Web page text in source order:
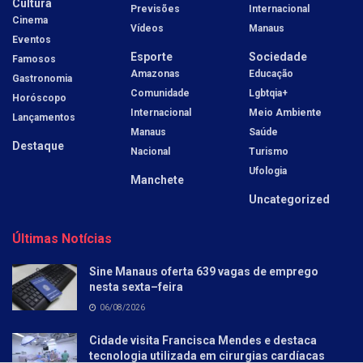
Cultura
Cinema
Eventos
Famosos
Gastronomia
Horóscopo
Lançamentos
Destaque
Previsões
Vídeos
Esporte
Amazonas
Comunidade
Internacional
Manaus
Nacional
Manchete
Internacional
Manaus
Sociedade
Educação
Lgbtqia+
Meio Ambiente
Saúde
Turismo
Ufologia
Uncategorized
Últimas Notícias
Sine Manaus oferta 639 vagas de emprego
nesta sexta–feira
06/08/2026
Cidade visita Francisca Mendes e destaca
tecnologia utilizada em cirurgias cardíacas